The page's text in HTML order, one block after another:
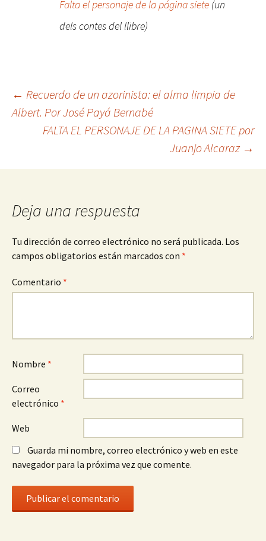
Falta el personaje de la página siete (un
dels contes del llibre)
Navegación
entradas
← Recuerdo de un azorinista: el alma limpia de
Albert. Por José Payá Bernabé
FALTA EL PERSONAJE DE LA PAGINA SIETE por
Juanjo Alcaraz →
Deja una respuesta
Tu dirección de correo electrónico no será publicada. Los
campos obligatorios están marcados con *
Comentario *
Nombre *
Correo
electrónico *
Web
Guarda mi nombre, correo electrónico y web en este
navegador para la próxima vez que comente.